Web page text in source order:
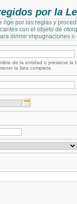
por la
por las reglas y
con el objeto de
dirimir impugnaciones
de la entidad o presione la
la lista completa